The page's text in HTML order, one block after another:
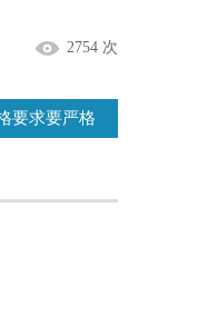
2754 次
要求要严格